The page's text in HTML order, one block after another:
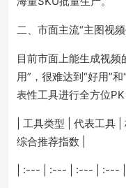
二、市面主流“主图视
目前市面上能生成视频
用”，很难达到“好用”
表性工具进行全方位PK
| 工具类型 | 代表工具
综合推荐指数 |
| :--- | :--- | :--- | :---